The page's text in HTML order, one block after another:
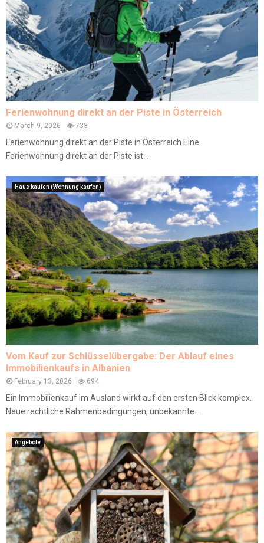
Ferienwohnung direkt an der Piste in Österreich
March 9, 2026 733
Ferienwohnung direkt an der Piste in Österreich Eine
Ferienwohnung direkt an der Piste ist...
Haus kaufen (Wohnung kaufen)
Vom Kauf zur Schlüsselübergabe: Der Ablauf eines
Immobilienkaufs in Albanien
February 13, 2026 694
Ein Immobilienkauf im Ausland wirkt auf den ersten Blick komplex.
Neue rechtliche Rahmenbedingungen, unbekannte...
Angebote